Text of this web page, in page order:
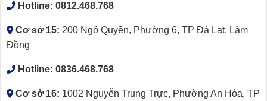
Hotline: 0812.468.768
Cơ sở 15: 200 Ngô Quyền, Phường 6, TP Đà Lạt, Lâm
Đồng
Hotline: 0836.468.768
Cơ sở 16: 1002 Nguyễn Trung Trực, Phường An Hòa, TP